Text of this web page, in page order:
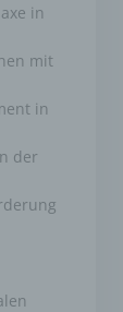
in
mit
in
der